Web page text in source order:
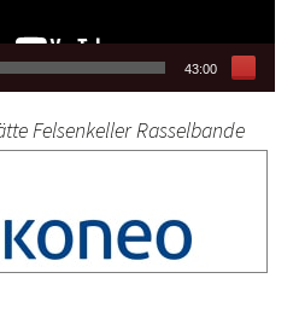
43:00
Felsenkeller Rasselbande